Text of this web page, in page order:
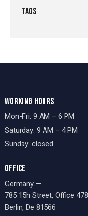
TAGS
WORKING HOURS
Mon-Fri: 9 AM – 6 PM
Saturday: 9 AM – 4 PM
Sunday: closed
OFFICE
Germany —
785 15h Street, Office 478
Berlin, De 81566